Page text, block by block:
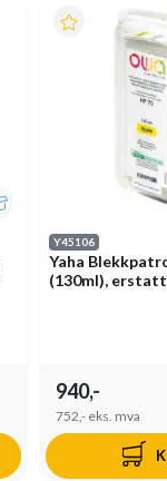
Y45106
Yaha
(130ml),
940,-
752,- eks. mva